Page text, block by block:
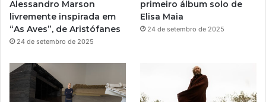
Alessandro Marson
livremente inspirada em
“As Aves”, de Aristófanes
24 de setembro de 2025
primeiro álbum solo de
Elisa Maia
24 de setembro de 2025